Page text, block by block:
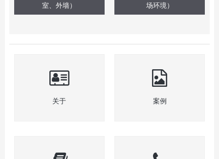
室、外墙）
场环境）
关于 案例